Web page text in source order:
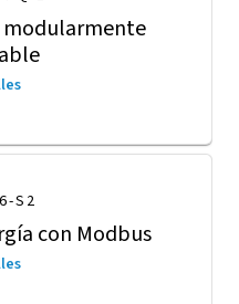
modularmente
S2
con Modbus